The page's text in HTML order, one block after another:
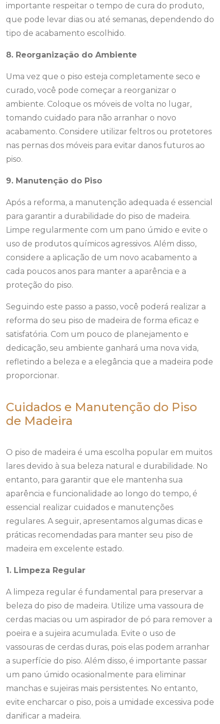
importante respeitar o tempo de cura do produto,
que pode levar dias ou até semanas, dependendo do
tipo de acabamento escolhido.
8. Reorganização do Ambiente
Uma vez que o piso esteja completamente seco e
curado, você pode começar a reorganizar o
ambiente. Coloque os móveis de volta no lugar,
tomando cuidado para não arranhar o novo
acabamento. Considere utilizar feltros ou protetores
nas pernas dos móveis para evitar danos futuros ao
piso.
9. Manutenção do Piso
Após a reforma, a manutenção adequada é essencial
para garantir a durabilidade do piso de madeira.
Limpe regularmente com um pano úmido e evite o
uso de produtos químicos agressivos. Além disso,
considere a aplicação de um novo acabamento a
cada poucos anos para manter a aparência e a
proteção do piso.
Seguindo este passo a passo, você poderá realizar a
reforma do seu piso de madeira de forma eficaz e
satisfatória. Com um pouco de planejamento e
dedicação, seu ambiente ganhará uma nova vida,
refletindo a beleza e a elegância que a madeira pode
proporcionar.
Cuidados e Manutenção do Piso
de Madeira
O piso de madeira é uma escolha popular em muitos
lares devido à sua beleza natural e durabilidade. No
entanto, para garantir que ele mantenha sua
aparência e funcionalidade ao longo do tempo, é
essencial realizar cuidados e manutenções
regulares. A seguir, apresentamos algumas dicas e
práticas recomendadas para manter seu piso de
madeira em excelente estado.
1. Limpeza Regular
A limpeza regular é fundamental para preservar a
beleza do piso de madeira. Utilize uma vassoura de
cerdas macias ou um aspirador de pó para remover a
poeira e a sujeira acumulada. Evite o uso de
vassouras de cerdas duras, pois elas podem arranhar
a superfície do piso. Além disso, é importante passar
um pano úmido ocasionalmente para eliminar
manchas e sujeiras mais persistentes. No entanto,
evite encharcar o piso, pois a umidade excessiva pode
danificar a madeira.